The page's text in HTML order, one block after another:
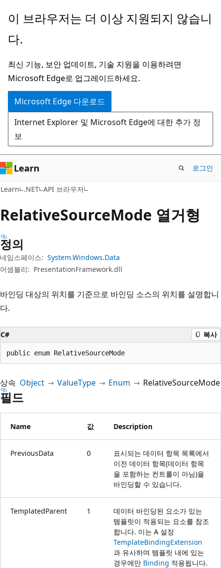
주
콘
츠
로
건
너
뛰
기
페
지
탐
색
으
로
건
너
뛰
기
이 브라우저는 더 이상 지원되지 않습니
다.
최신 기능, 보안 업데이트, 기술 지원을 이용하려면
Microsoft Edge로 업그레이드하세요.
Microsoft Edge 다운로드
Internet Explorer 및 Microsoft Edge에 대한 추가 정
보
Learn 로그인
Learn .NET API 브라우저
RelativeSourceMode 열거형
정의
네임스페이스: System.Windows.Data
어셈블리: PresentationFramework.dll
바인딩 대상의 위치를 기준으로 바인딩 소스의 위치를 설명합니
다.
C# 복사
public enum RelativeSourceMode
상속 Object ValueType Enum RelativeSourceMode
필드
Name 값 Description
PreviousData 0
표시되는 데이터 항목 목록에서
이전 데이터 항목(데이터 항목
을 포함하는 컨트롤이 아님)을
바인딩할 수 있습니다.
TemplatedParent 1
데이터 바인딩된 요소가 있는
템플릿이 적용되는 요소를 참조
합니다. 이는 A 설정
TemplateBindingExtension
과 유사하며 템플릿 내에 있는
경우에만 Binding 적용됩니다.